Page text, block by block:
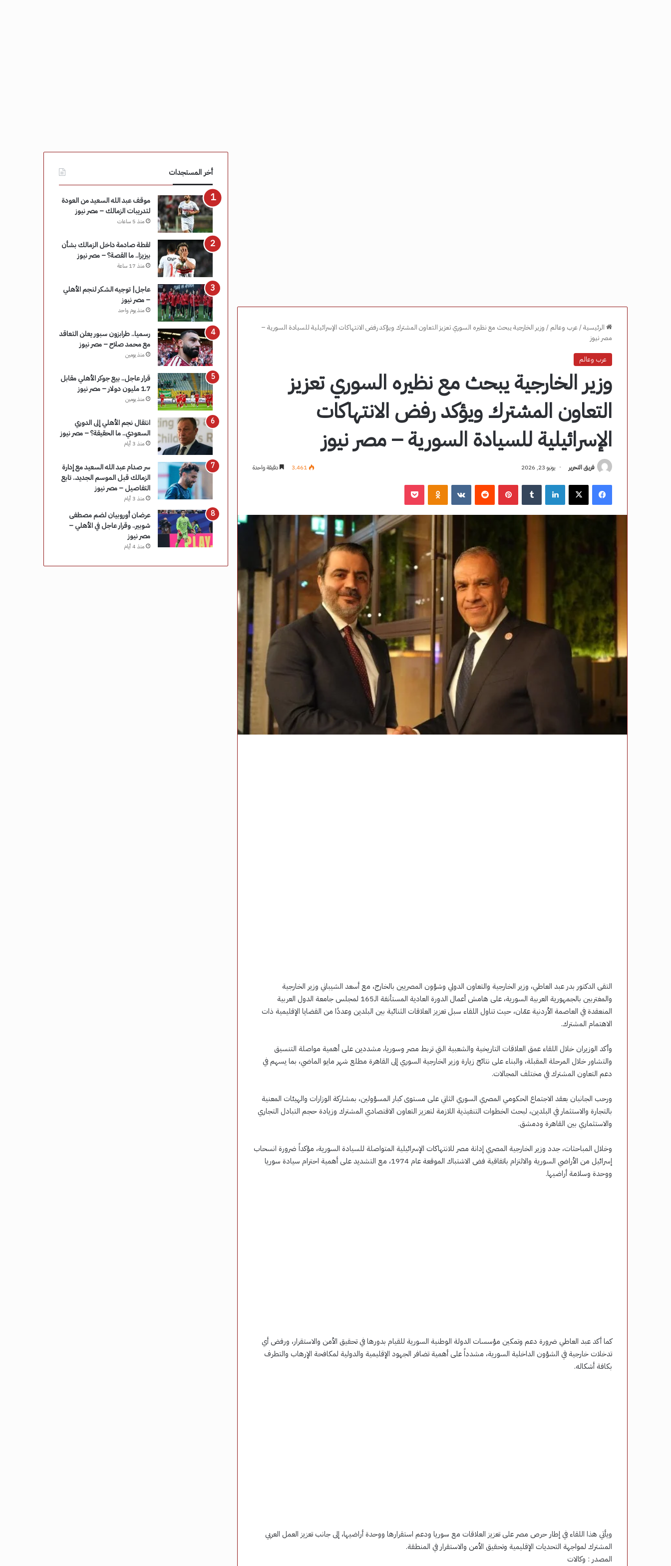
الرئيسية/عرب وعالم / وزير الخارجية يبحث مع نظيره السوري تعزيز التعاون المشترك ويؤكد رفض الانتهاكات الإسرائيلية للسيادة السورية –
مصر نيوز
عرب وعالم
وزير الخارجية يبحث مع نظيره السوري تعزيز
التعاون المشترك ويؤكد رفض الانتهاكات
الإسرائيلية للسيادة السورية – مصر نيوز
فريق التحرير يونيو 23, 2026 3٬461 دقيقة واحدة
فيسبوك ‫X لينكدإن بينتيريست ‏VKontakte
التقى الدكتور بدر عبد العاطي، وزير الخارجية والتعاون الدولي وشؤون المصريين بالخارج، مع أسعد الشيباني وزير الخارجية
والمغتربين بالجمهورية العربية السورية، على هامش أعمال الدورة العادية المستأنفة الـ165 لمجلس جامعة الدول العربية
المنعقدة في العاصمة الأردنية عمّان، حيث تناول اللقاء سبل تعزيز العلاقات الثنائية بين البلدين وعددًا من القضايا الإقليمية ذات
الاهتمام المشترك.
وأكد الوزيران خلال اللقاء عمق العلاقات التاريخية والشعبية التي تربط مصر وسوريا، مشددين على أهمية مواصلة التنسيق
والتشاور خلال المرحلة المقبلة، والبناء على نتائج زيارة وزير الخارجية السوري إلى القاهرة مطلع شهر مايو الماضي، بما يسهم في
دعم التعاون المشترك في مختلف المجالات.
ورحب الجانبان بعقد الاجتماع الحكومي المصري السوري الثاني على مستوى كبار المسؤولين، بمشاركة الوزارات والهيئات المعنية
بالتجارة والاستثمار في البلدين، لبحث الخطوات التنفيذية اللازمة لتعزيز التعاون الاقتصادي المشترك وزيادة حجم التبادل التجاري
والاستثماري بين القاهرة ودمشق.
وخلال المباحثات، جدد وزير الخارجية المصري إدانة مصر للانتهاكات الإسرائيلية المتواصلة للسيادة السورية، مؤكداً ضرورة انسحاب
إسرائيل من الأراضي السورية والالتزام باتفاقية فض الاشتباك الموقعة عام 1974، مع التشديد على أهمية احترام سيادة سوريا
ووحدة وسلامة أراضيها.
كما أكد عبد العاطي ضرورة دعم وتمكين مؤسسات الدولة الوطنية السورية للقيام بدورها في تحقيق الأمن والاستقرار، ورفض أي
تدخلات خارجية في الشؤون الداخلية السورية، مشدداً على أهمية تضافر الجهود الإقليمية والدولية لمكافحة الإرهاب والتطرف
بكافة أشكاله.
ويأتي هذا اللقاء في إطار حرص مصر على تعزيز العلاقات مع سوريا ودعم استقرارها ووحدة أراضيها، إلى جانب تعزيز العمل العربي
المشترك لمواجهة التحديات الإقليمية وتحقيق الأمن والاستقرار في المنطقة.
المصدر : وكالات
أخر المستجدات
موقف عبد الله السعيد من العودة
لتدريبات الزمالك – مصر نيوز
منذ 5 ساعات
لقطة صادمة داخل الزمالك بشأن
بيزيزا.. ما القصة؟ – مصر نيوز
منذ 17 ساعة
عاجل| توجيه الشكر لنجم الأهلي
– مصر نيوز
منذ يوم واحد
رسميا.. طرابزون سبور يعلن التعاقد
مع محمد صلاح – مصر نيوز
منذ يومين
قرار عاجل.. بيع جوكر الأهلي مقابل
1.7 مليون دولار – مصر نيوز
منذ يومين
انتقال نجم الأهلي إلى الدوري
السعودي.. ما الحقيقة؟ – مصر نيوز
منذ 3 أيام
سر صدام عبد الله السعيد مع إدارة
الزمالك قبل الموسم الجديد.. تابع
التفاصيل – مصر نيوز
منذ 3 أيام
عرضان أوروبيان لضم مصطفى
شوبير.. وقرار عاجل في الأهلي –
مصر نيوز
منذ 4 أيام